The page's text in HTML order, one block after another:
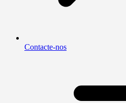
Contacte-nos